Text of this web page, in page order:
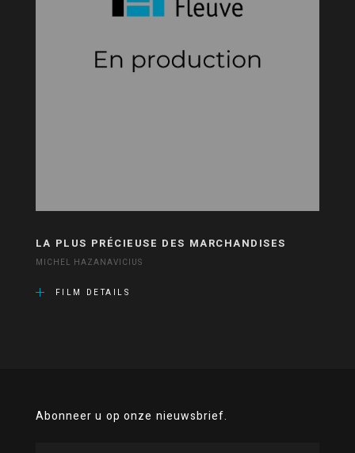
LA PLUS PRÉCIEUSE DES MARCHANDISES
MICHEL HAZANAVICIUS
FILM DETAILS
Abonneer u op onze nieuwsbrief.